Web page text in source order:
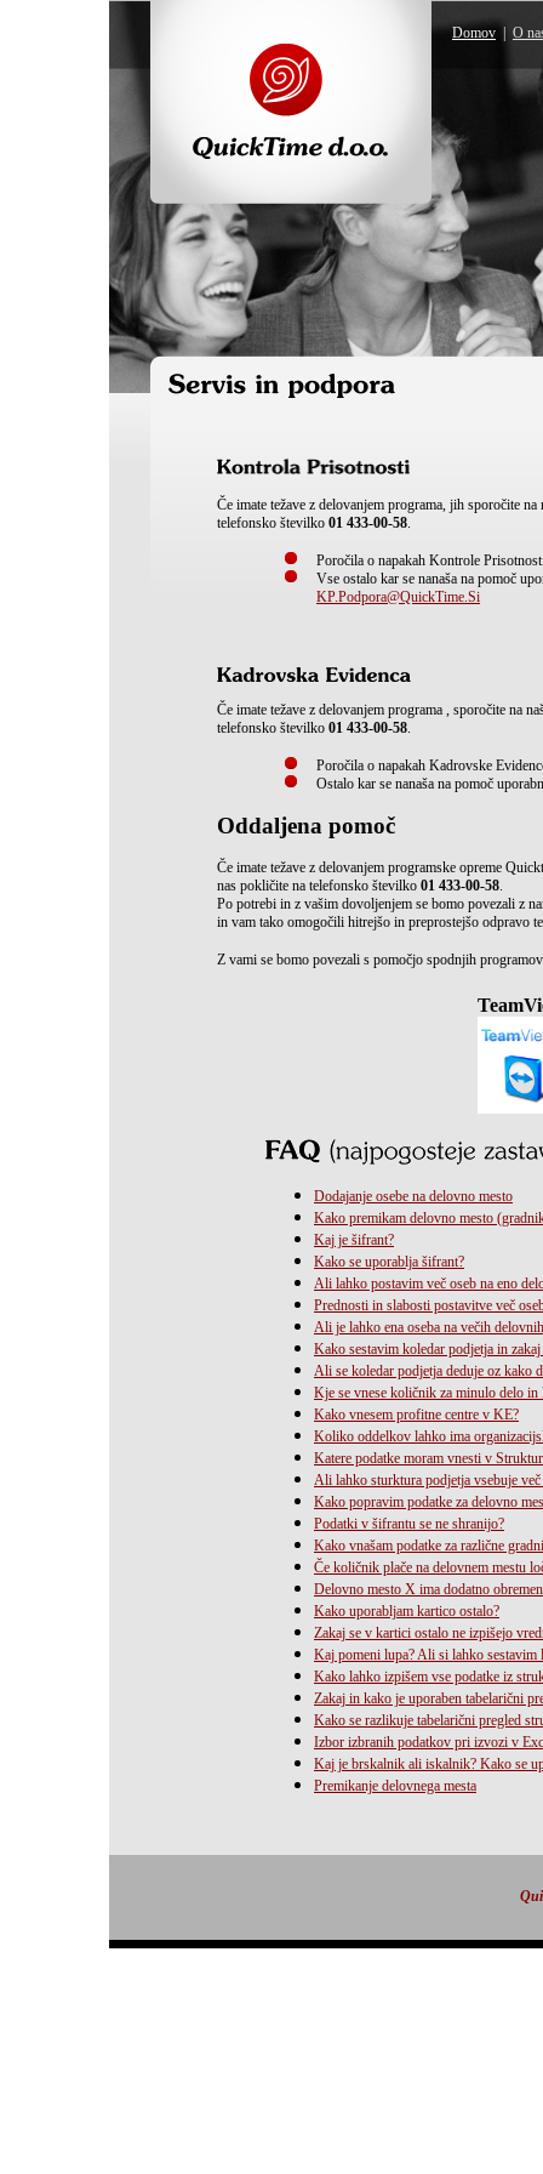
Domov O
Če imate težave z delovanjem programa, jih sporočite
telefonsko številko 01 433-00-58.
Poročila o napakah Kontrole
Vse ostalo kar se nanaša na pomoč
KP.Podpora@QuickTime.Si
Če imate težave z delovanjem programa , sporočite na
telefonsko številko 01 433-00-58.
Poročila o napakah Kadrovske
Ostalo kar se nanaša na pomoč
Oddaljena pomoč
Če imate težave z delovanjem programske opreme
nas pokličite na telefonsko številko 01 433-00-58.
Po potrebi in z vašim dovoljenjem se bomo povezali z
in vam tako omogočili hitrejšo in preprostejšo odpravo
Z vami se bomo povezali s pomočjo spodnjih
Dodajanje osebe na delovno mesto
Kako premikam delovno mesto
Kaj je šifrant?
Kako se uporablja šifrant?
Ali lahko postavim več oseb na eno
Prednosti in slabosti postavitve več
Ali je lahko ena oseba na večih
Kako sestavim koledar podjetja in
Ali se koledar podjetja deduje oz kako
Kje se vnese količnik za minulo delo
Kako vnesem profitne centre v KE?
Koliko oddelkov lahko ima
Katere podatke moram vnesti v
Ali lahko sturktura podjetja vsebuje
Kako popravim podatke za delovno
Podatki v šifrantu se ne shranijo?
Kako vnašam podatke za različne
Če količnik plače na delovnem mestu
Delovno mesto X ima dodatno
Kako uporabljam kartico ostalo?
Zakaj se v kartici ostalo ne izpišejo
Kaj pomeni lupa? Ali si lahko sestavim
Kako lahko izpišem vse podatke iz
Zakaj in kako je uporaben tabelarični
Kako se razlikuje tabelarični pregled
Izbor izbranih podatkov pri izvozi v
Kaj je brskalnik ali iskalnik? Kako se
Premikanje delovnega mesta